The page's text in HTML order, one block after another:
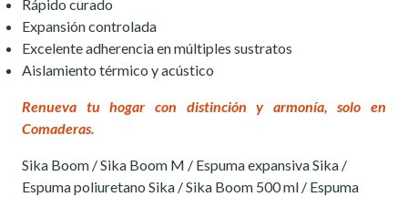
Rápido curado
Expansión controlada
Excelente adherencia en múltiples sustratos
Aislamiento térmico y acústico
Renueva tu hogar con distinción y armonía, solo en
Comaderas.
Sika Boom / Sika Boom M / Espuma expansiva Sika /
Espuma poliuretano Sika / Sika Boom 500 ml / Espuma